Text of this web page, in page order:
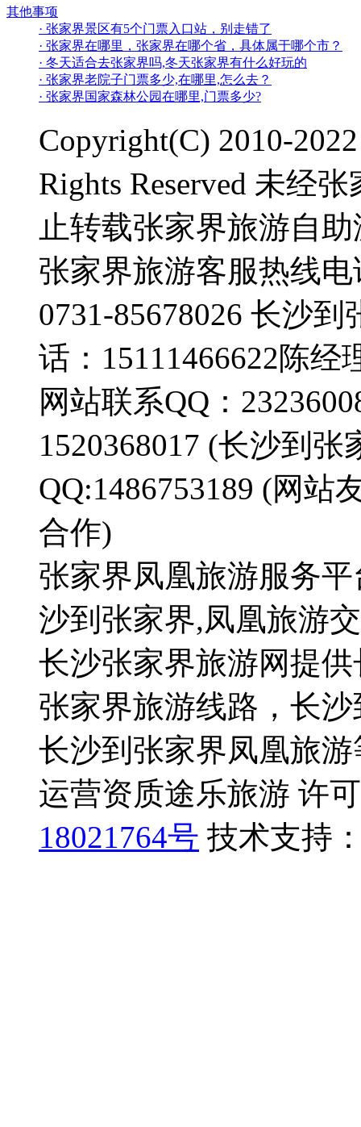
其他事项
· 张家界景区有5个门票入口站，别走错了
· 张家界在哪里，张家界在哪个省，具体属于哪个市？
· 冬天适合去张家界吗,冬天张家界有什么好玩的
· 张家界老院子门票多少,在哪里,怎么去？
· 张家界国家森林公园在哪里,门票多少?
Copyright(C) 2010-
Rights Reserved 未经
止转载张家界旅游自
张家界旅游客服热线电
0731-85678026 长沙
话：15111466622陈经
网站联系QQ：
1520368017 (长沙到
QQ:1486753189 (网站
合作)
张家界凤凰旅游服务
沙到张家界,凤凰旅游
长沙张家界旅游网提
张家界旅游线路，长
长沙到张家界凤凰旅
运营资质途乐旅游 许
18021764号 技术支持